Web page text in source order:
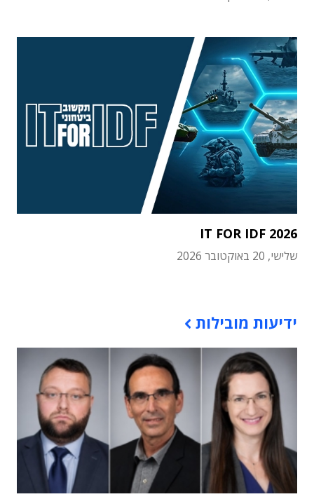
IT FOR IDF 2026
שלישי, 20 באוקטובר 2026
ידיעות מובילות